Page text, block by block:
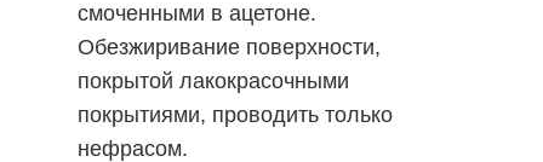
смоченными в ацетоне.
Обезжиривание поверхности,
покрытой лакокрасочными
покрытиями, проводить только
нефрасом.